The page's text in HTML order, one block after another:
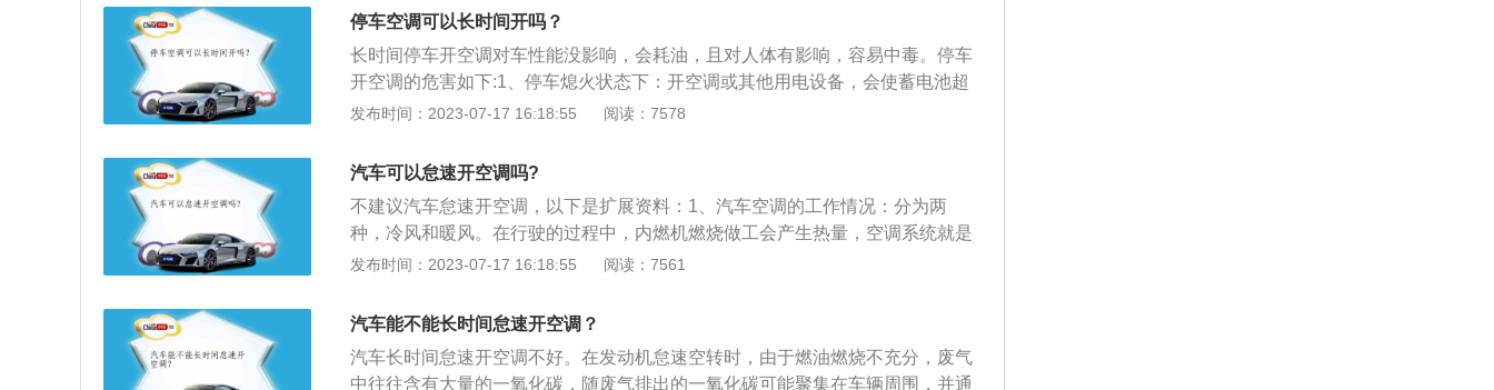
程、蒸发过程。当压缩机工作时，吸入从蒸发器出来的低压低温气态制冷剂，经
过压缩后变成高压高温的气态制冷剂，并排入冷凝器。在冷凝器，制冷剂与车外
空气进行热交换。
停车空调可以长时间开吗？
长时间停车开空调对车性能没影响，会耗油，且对人体有影响，容易中毒。停车
开空调的危害如下:1、停车熄火状态下：开空调或其他用电设备，会使蓄电池超
负荷工作，时间一长容易导致蓄电池亏电甚至打不上火，还会对蓄电池造成损
让汽车长时间处于怠速状态，“怠速"就是发动机"出力不出工”，发动机只需要克服
自身内部机件运转时的摩擦阻力，不对外输出功率，燃油燃烧不充分容易在缸
内、节气门上产生积碳。3、会形成积炭：虽然汽车长时间怠速会对车造成一些
伤害，但伤害较小。一般的怠速不会有什么问题，主要是会形成积炭，怠速一小
时也就是积炭一小时。
发布时间：2023-07-17 16:18:55 阅读：7578
汽车可以怠速开空调吗?
不建议汽车怠速开空调，以下是扩展资料：1、汽车空调的工作情况：分为两
种，冷风和暖风。在行驶的过程中，内燃机燃烧做工会产生热量，空调系统就是
通过管道和吹风系统将暖风吹进驾驶舱，来达到空调制热的效果，冬天开空调油
空调吹暖风转速会小幅度上升，不会上升太多。3、冷机：如果是冷车启动，打
开空调，这时水温很低，发动机需要高速运转才能快速提高发动机舱温度，吹出
暖风，这时转速较高。
发布时间：2023-07-17 16:18:55 阅读：7561
汽车能不能长时间怠速开空调？
汽车长时间怠速开空调不好。在发动机怠速空转时，由于燃油燃烧不充分，废气
中往往含有大量的一氧化碳，随废气排出的一氧化碳可能聚集在车辆周围，并通